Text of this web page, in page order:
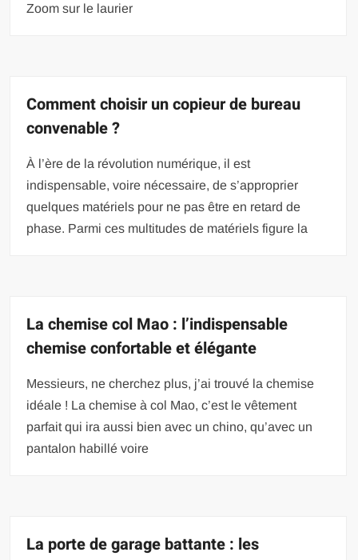
Zoom sur le laurier
Comment choisir un copieur de bureau
convenable ?
À l’ère de la révolution numérique, il est
indispensable, voire nécessaire, de s’approprier
quelques matériels pour ne pas être en retard de
phase. Parmi ces multitudes de matériels figure la
La chemise col Mao : l’indispensable
chemise confortable et élégante
Messieurs, ne cherchez plus, j’ai trouvé la chemise
idéale ! La chemise à col Mao, c’est le vêtement
parfait qui ira aussi bien avec un chino, qu’avec un
pantalon habillé voire
La porte de garage battante : les